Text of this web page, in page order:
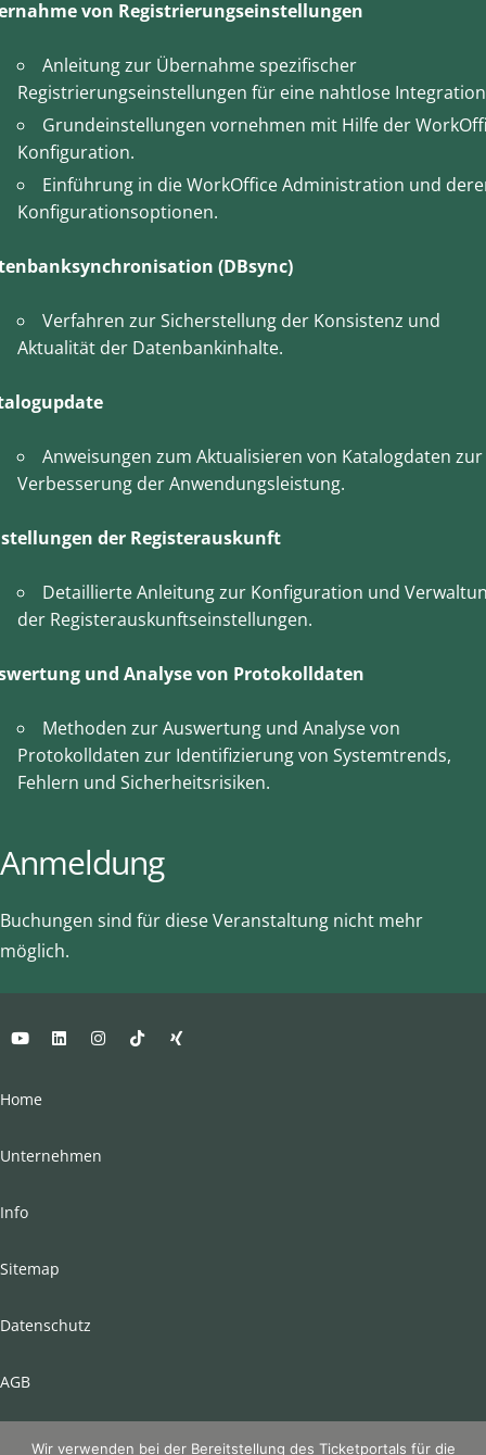
von Registrierungseinstellungen
Anleitung zur Übernahme spezifischer
Registrierungseinstellungen für eine nahtlose
Grundeinstellungen vornehmen mit Hilfe der
Konfiguration.
Einführung in die WorkOffice Administration und
Konfigurationsoptionen.
(DBsync)
Verfahren zur Sicherstellung der Konsistenz und
Aktualität der Datenbankinhalte.
Anweisungen zum Aktualisieren von Katalogdaten zur
Verbesserung der Anwendungsleistung.
der Registerauskunft
Detaillierte Anleitung zur Konfiguration und
der Registerauskunftseinstellungen.
und Analyse von Protokolldaten
Methoden zur Auswertung und Analyse von
Protokolldaten zur Identifizierung von Systemtrends,
Fehlern und Sicherheitsrisiken.
Anmeldung
Buchungen sind für diese Veranstaltung nicht mehr
möglich.
Home
Unternehmen
Info
Sitemap
Datenschutz
AGB
Wir verwenden bei der Bereitstellung des Ticketportals für die